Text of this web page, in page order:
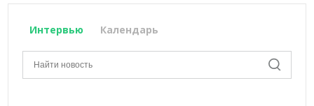
Интервью Календарь